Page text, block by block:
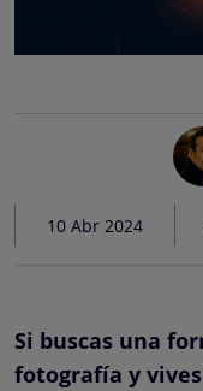
10 Abr 2024
Si buscas una
fotografía y